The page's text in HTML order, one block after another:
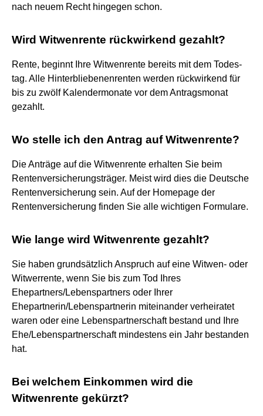
nach neuem Recht hingegen schon.
Wird Witwenrente rückwirkend gezahlt?
Rente, beginnt Ihre Witwenrente bereits mit dem Todes-
tag. Alle Hinterbliebenenrenten werden rückwirkend für
bis zu zwölf Kalendermonate vor dem Antragsmonat
gezahlt.
Wo stelle ich den Antrag auf Witwenrente?
Die Anträge auf die Witwenrente erhalten Sie beim
Rentenversicherungsträger. Meist wird dies die Deutsche
Rentenversicherung sein. Auf der Homepage der
Rentenversicherung finden Sie alle wichtigen Formulare.
Wie lange wird Witwenrente gezahlt?
Sie haben grundsätzlich Anspruch auf eine Witwen- oder
Witwerrente, wenn Sie bis zum Tod Ihres
Ehepartners/Lebenspartners oder Ihrer
Ehepartnerin/Lebenspartnerin miteinander verheiratet
waren oder eine Lebenspartnerschaft bestand und Ihre
Ehe/Lebenspartnerschaft mindestens ein Jahr bestanden
hat.
Bei welchem Einkommen wird die
Witwenrente gekürzt?